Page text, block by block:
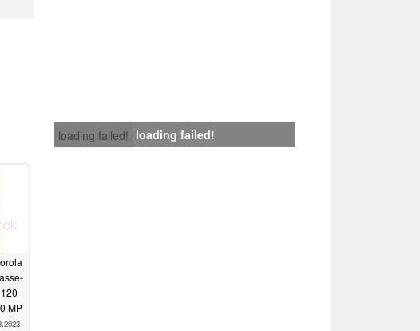
loading failed! loading failed!
MP